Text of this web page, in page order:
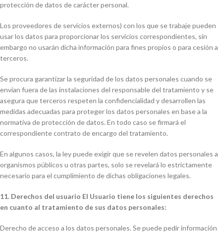
protección de datos de carácter personal.
Los proveedores de servicios externos) con los que se trabaje pueden
usar los datos para proporcionar los servicios correspondientes, sin
embargo no usarán dicha información para fines propios o para cesión a
terceros.
Se procura garantizar la seguridad de los datos personales cuando se
envían fuera de las instalaciones del responsable del tratamiento y se
asegura que terceros respeten la confidencialidad y desarrollen las
medidas adecuadas para proteger los datos personales en base a la
normativa de protección de datos. En todo caso se firmará el
correspondiente contrato de encargo del tratamiento.
En algunos casos, la ley puede exigir que se revelen datos personales a
organismos públicos u otras partes, solo se revelará lo estrictamente
necesario para el cumplimiento de dichas obligaciones legales.
11. Derechos del usuario El Usuario tiene los siguientes derechos
en cuanto al tratamiento de sus datos personales:
Derecho de acceso a los datos personales. Se puede pedir información